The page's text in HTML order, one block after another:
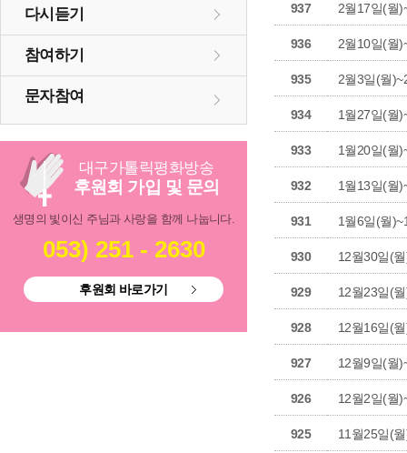
다시듣기
참여하기
문자참여
대구가톨릭평화방송
후원회 가입 및 문의
생명의 빛이신 주님과 사랑을 함께 나눕니다.
053) 251 - 2630
후원회 바로가기
937 2월17일(월
936 2월10일(월
935 2월3일(월
934 1월27일(월
933 1월20일(월
932 1월13일(월
931 1월6일(월
930 12월30일(
929 12월23일(
928 12월16일(
927 12월9일(월
926 12월2일(월
925 11월25일(